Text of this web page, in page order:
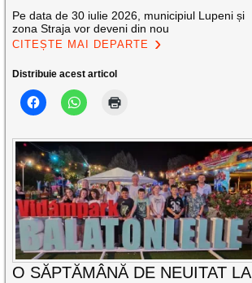
Pe data de 30 iulie 2026, municipiul Lupeni și
zona Straja vor deveni din nou
CITEȘTE MAI DEPARTE
Distribuie acest articol
O SĂPTĂMÂNĂ DE NEUITAT LA